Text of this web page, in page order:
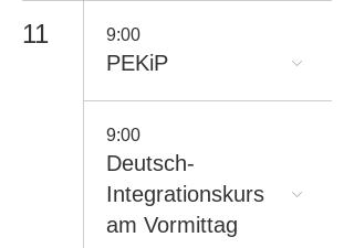
11 9:00
PEKiP
9:00
Deutsch-
Integrationskurs
am Vormittag